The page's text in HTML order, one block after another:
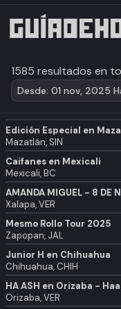
1585 resultados en
Desde: 01 nov, 2025
Edición Especial en
Mazatlán, SIN
Caifanes en Mexicali
Mexicali, BC
Xalapa, VER
Mesmo Rollo Tour 2025
Zapopan, JAL
Junior H en Chihuahua
Chihuahua, CHIH
Orizaba, VER